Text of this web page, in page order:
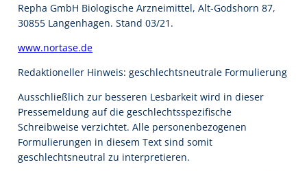
Repha GmbH Biologische Arzneimittel, Alt-Godshorn 87,
30855 Langenhagen. Stand 03/21.
www.nortase.de
Redaktioneller Hinweis: geschlechtsneutrale Formulierung
Ausschließlich zur besseren Lesbarkeit wird in dieser
Pressemeldung auf die geschlechtsspezifische
Schreibweise verzichtet. Alle personenbezogenen
Formulierungen in diesem Text sind somit
geschlechtsneutral zu interpretieren.